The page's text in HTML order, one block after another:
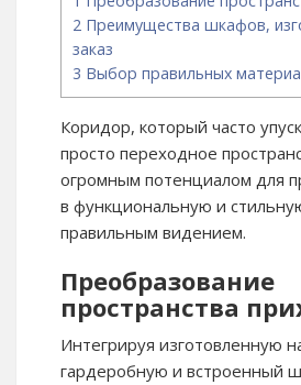
2 Преимущества шкафов,
заказ
3 Выбор правильных
Коридор, который часто
просто переходное
огромным потенциалом для
в функциональную и
правильным видением.
Преобразование
пространства
Интегрируя изготовленную
гардеробную и встроенный